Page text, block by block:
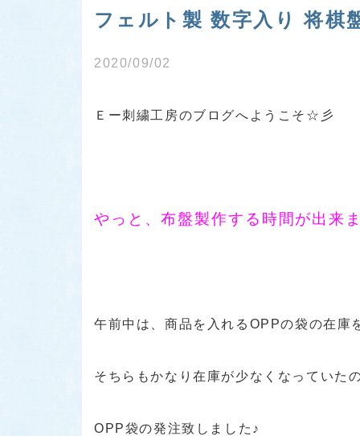
フェルト製 数字入り 将棋
2020/09/02
Ｅー刺繍工房のブログへようこそ☆彡
やっと、布盤製作する時間が出来
午前中は、商品を入れるOPPの袋の在庫
そちらもかなり在庫が少なくなっていた
OPP袋の発注致しました♪